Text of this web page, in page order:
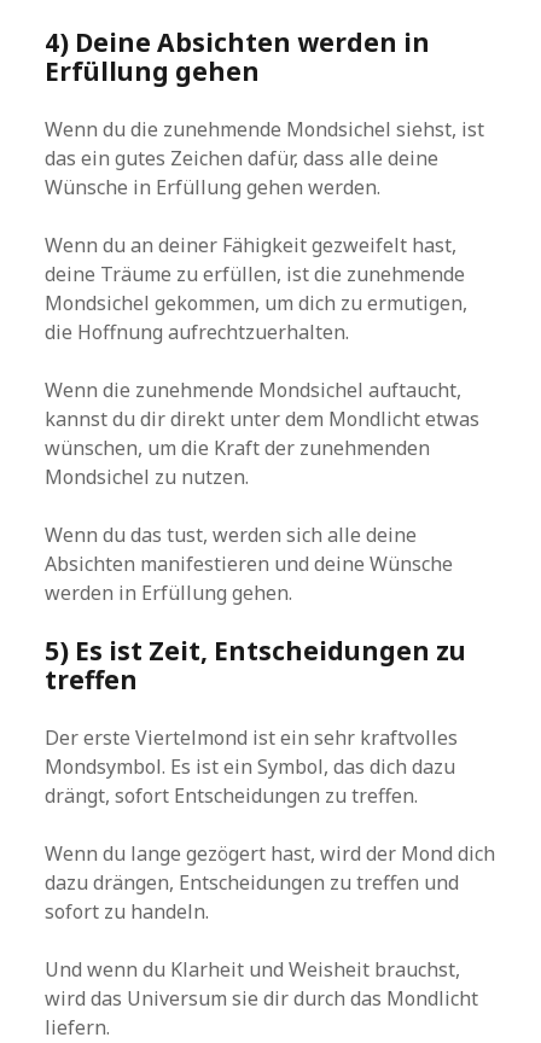
4) Deine Absichten werden in
Erfüllung gehen
Wenn du die zunehmende Mondsichel siehst, ist
das ein gutes Zeichen dafür, dass alle deine
Wünsche in Erfüllung gehen werden.
Wenn du an deiner Fähigkeit gezweifelt hast,
deine Träume zu erfüllen, ist die zunehmende
Mondsichel gekommen, um dich zu ermutigen,
die Hoffnung aufrechtzuerhalten.
Wenn die zunehmende Mondsichel auftaucht,
kannst du dir direkt unter dem Mondlicht etwas
wünschen, um die Kraft der zunehmenden
Mondsichel zu nutzen.
Wenn du das tust, werden sich alle deine
Absichten manifestieren und deine Wünsche
werden in Erfüllung gehen.
5) Es ist Zeit, Entscheidungen zu
treffen
Der erste Viertelmond ist ein sehr kraftvolles
Mondsymbol. Es ist ein Symbol, das dich dazu
drängt, sofort Entscheidungen zu treffen.
Wenn du lange gezögert hast, wird der Mond dich
dazu drängen, Entscheidungen zu treffen und
sofort zu handeln.
Und wenn du Klarheit und Weisheit brauchst,
wird das Universum sie dir durch das Mondlicht
liefern.